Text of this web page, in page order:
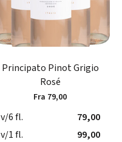
Principato Pinot Grigio
Rosé
Fra 79,00
v/6 fl.
79,00
v/1 fl.
99,00